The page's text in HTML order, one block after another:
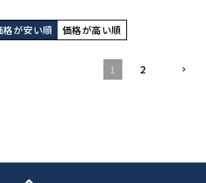
格が安い順 価格が高い順
1 2